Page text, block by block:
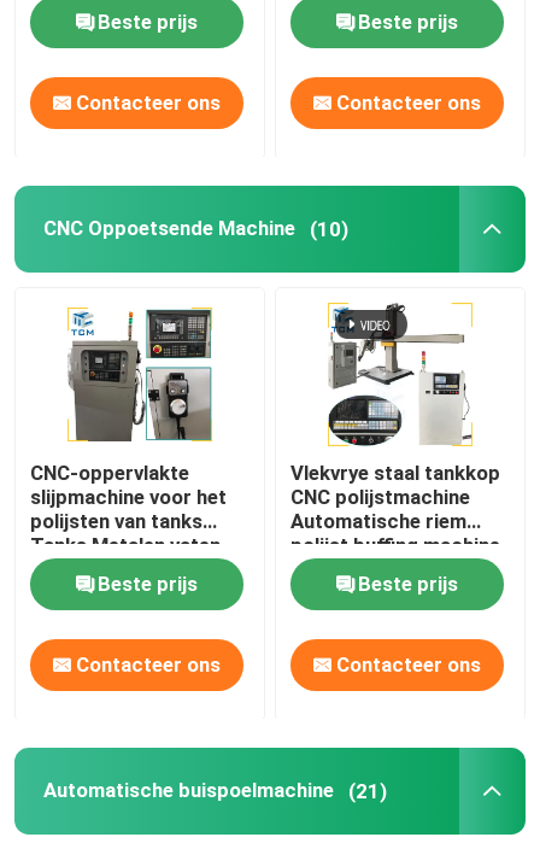
afwerking van de
afwerkingBeste prijs
Contacteer ons
Polisher
Beste prijs
Contacteer ons
CNC Oppoetsende Machine (10)
CNC-oppervlakte
slijpmachine voor het
polijsten van tanks
Tanks Metalen vaten
Spiegelspoelen
Beste prijs
Contacteer ons
Vlekvrye staal tankkop
CNC polijstmachine
Automatische riem
polijst buffing machine
Beste prijs
Contacteer ons
Automatische buispoelmachine (21)